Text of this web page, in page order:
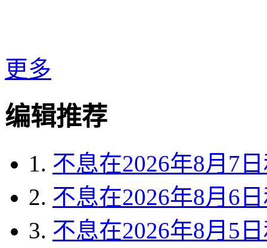
更多
编辑推荐
1. 不息在2026年8月7
2. 不息在2026年8月6
3. 不息在2026年8月5